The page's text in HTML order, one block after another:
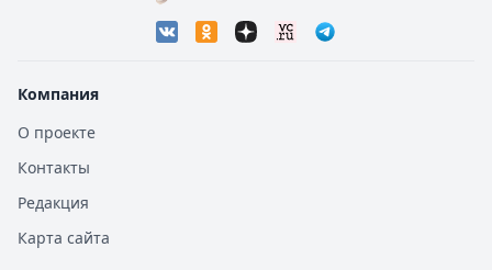
Компания
О проекте
Контакты
Редакция
Карта сайта